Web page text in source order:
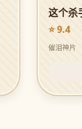
这个杀
⭐ 9.4
催泪神片